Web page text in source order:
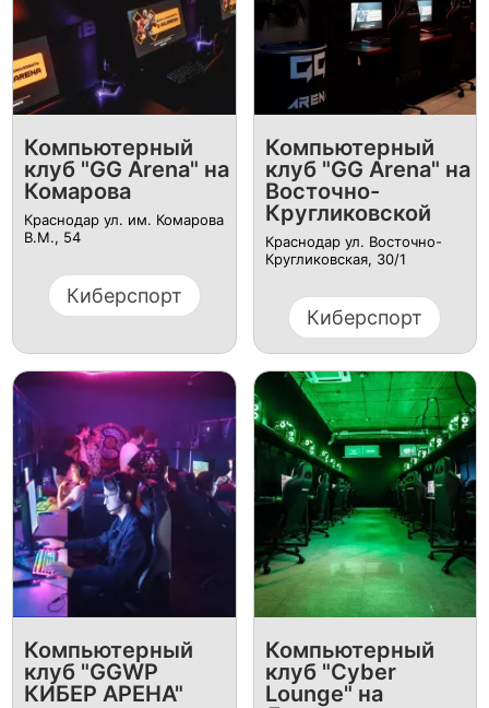
Компьютерный
клуб "GG Arena" на
Комарова
Краснодар ​ул. им. Комарова
В.М., 54
Киберспорт
Компьютерный
клуб "GG Arena" на
Восточно-
Кругликовской
Краснодар ул. ​Восточно-
Кругликовская, 30/1
Киберспорт
Компьютерный
клуб "GGWP
КИБЕР АРЕНА"
Компьютерный
клуб "Cyber
Lounge" на